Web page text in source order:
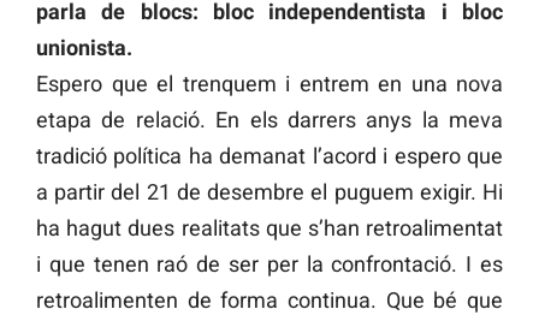
parla de blocs: bloc independentista i bloc
unionista.
Espero que el trenquem i entrem en una nova
etapa de relació. En els darrers anys la meva
tradició política ha demanat l’acord i espero que
a partir del 21 de desembre el puguem exigir. Hi
ha hagut dues realitats que s’han retroalimentat
i que tenen raó de ser per la confrontació. I es
retroalimenten de forma continua. Que bé que